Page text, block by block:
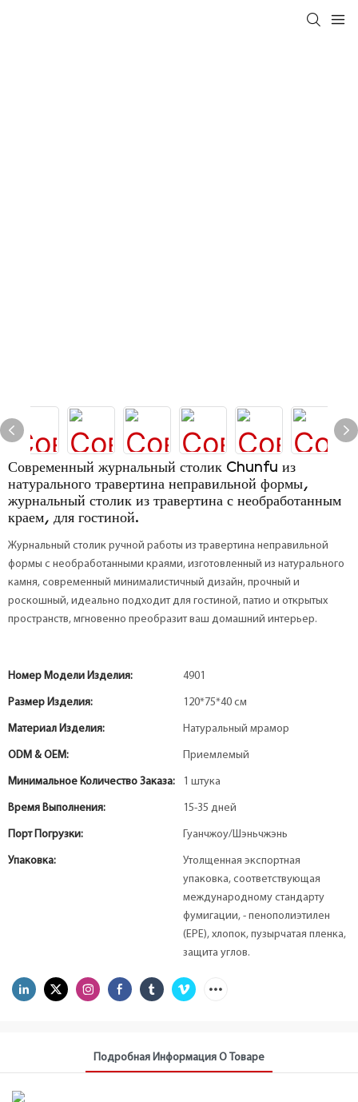
Современный журнальный столик Chunfu из
натурального травертина неправильной формы,
журнальный столик из травертина с необработанным
краем, для гостиной.
Журнальный столик ручной работы из травертина неправильной
формы с необработанными краями, изготовленный из натурального
камня, современный минималистичный дизайн, прочный и
роскошный, идеально подходит для гостиной, патио и открытых
пространств, мгновенно преобразит ваш домашний интерьер.
Номер Модели Изделия: 4901
Размер Изделия: 120*75*40 см
Материал Изделия: Натуральный мрамор
ODM & OEM: Приемлемый
Минимальное Количество Заказа: 1 штука
Время Выполнения: 15-35 дней
Порт Погрузки: Гуанчжоу/Шэньчжэнь
Упаковка:
Утолщенная экспортная
упаковка, соответствующая
международному стандарту
фумигации, - пенополиэтилен
(EPE), хлопок, пузырчатая пленка,
защита углов.
Подробная Информация О Товаре